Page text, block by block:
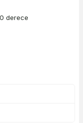
derece